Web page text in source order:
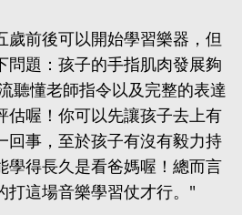
前後可以開始學習樂器，但
問題：孩子的手指肌肉發展夠
聽懂老師指令以及完整的表達
估喔！你可以先讓孩子去上有
回事，至於孩子有沒有毅力持
學得長久是看爸媽喔！總而言
打這場音樂學習仗才行。"